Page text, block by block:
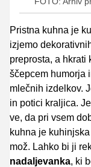
Pristna kuhna je
izjemo
preprosta, a hkrati
ščepcem humorja
mlečnih izdelkov.
in potici kraljica.
ve, da pri vsem
kuhna je
mož. Lahko bi ji
nadaljevanka, ki